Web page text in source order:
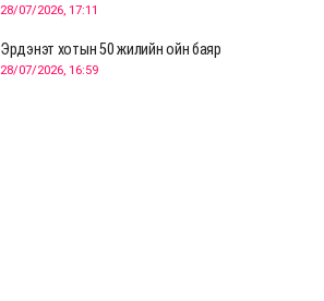
28/07/2026, 17:11
Эрдэнэт хотын 50 жилийн ойн баяр
28/07/2026, 16:59